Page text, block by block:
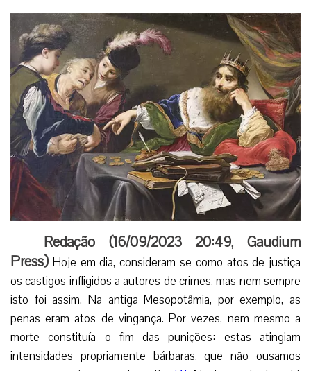
Redação (16/09/2023 20:49, Gaudium
Press) Hoje em dia, consideram-se como atos de justiça
os castigos infligidos a autores de crimes, mas nem sempre
isto foi assim. Na antiga Mesopotâmia, por exemplo, as
penas eram atos de vingança. Por vezes, nem mesmo a
morte constituía o fim das punições: estas atingiam
intensidades propriamente bárbaras, que não ousamos